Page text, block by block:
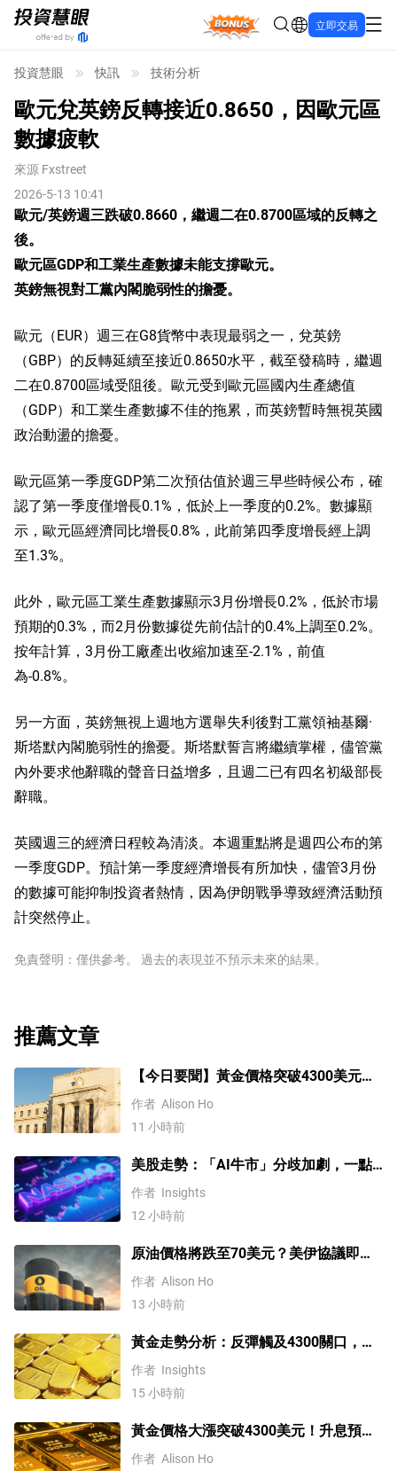
Bonus 立即交易
投資慧眼 快訊 技術分析
歐元兌英鎊反轉接近0.8650，因歐元區
數據疲軟
來源 Fxstreet
2026-5-13 10:41
歐元/英鎊週三跌破0.8660，繼週二在0.8700區域的反轉之
後。
歐元區GDP和工業生產數據未能支撐歐元。
英鎊無視對工黨內閣脆弱性的擔憂。
歐元（EUR）週三在G8貨幣中表現最弱之一，兌英鎊
（GBP）的反轉延續至接近0.8650水平，截至發稿時，繼週
二在0.8700區域受阻後。歐元受到歐元區國內生產總值
（GDP）和工業生產數據不佳的拖累，而英鎊暫時無視英國
政治動盪的擔憂。
歐元區第一季度GDP第二次預估值於週三早些時候公布，確
認了第一季度僅增長0.1%，低於上一季度的0.2%。數據顯
示，歐元區經濟同比增長0.8%，此前第四季度增長經上調
至1.3%。
此外，歐元區工業生產數據顯示3月份增長0.2%，低於市場
預期的0.3%，而2月份數據從先前估計的0.4%上調至0.2%。
按年計算，3月份工廠產出收縮加速至-2.1%，前值
為-0.8%。
另一方面，英鎊無視上週地方選舉失利後對工黨領袖基爾·
斯塔默內閣脆弱性的擔憂。斯塔默誓言將繼續掌權，儘管黨
內外要求他辭職的聲音日益增多，且週二已有四名初級部長
辭職。
英國週三的經濟日程較為清淡。本週重點將是週四公布的第
一季度GDP。預計第一季度經濟增長有所加快，儘管3月份
的數據可能抑制投資者熱情，因為伊朗戰爭導致經濟活動預
計突然停止。
免責聲明：僅供參考。 過去的表現並不預示未來的結果。
推薦文章
【今日要聞】黃金價格突破4300美元，
比特幣逼近6.5萬，關注伊朗談判
作者 Alison Ho
11 小時前
美股走勢：「AI牛市」分歧加劇，一點
或預示中期調整難以避免？
作者 Insights
12 小時前
原油價格將跌至70美元？美伊協議即將
達成，但小心衝突再起
作者 Alison Ho
13 小時前
黃金走勢分析：反彈觸及4300關口，
「雙底」確立劍指這一目標！
作者 Insights
15 小時前
黃金價格大漲突破4300美元！升息預期
降溫疊加央行購金，未來持續漲？
作者 Alison Ho